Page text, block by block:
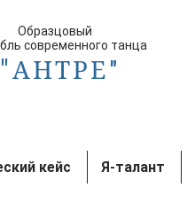
Образцовый
современного танца
"АНТРЕ"
кейс Я-талант